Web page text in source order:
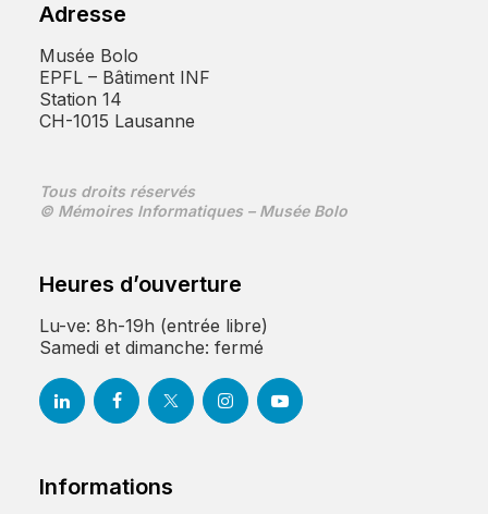
Adresse
Musée Bolo
EPFL – Bâtiment INF
Station 14
CH-1015 Lausanne
Tous droits réservés
© Mémoires Informatiques – Musée Bolo
Heures d’ouverture
Lu-ve: 8h-19h (entrée libre)
Samedi et dimanche: fermé
Informations